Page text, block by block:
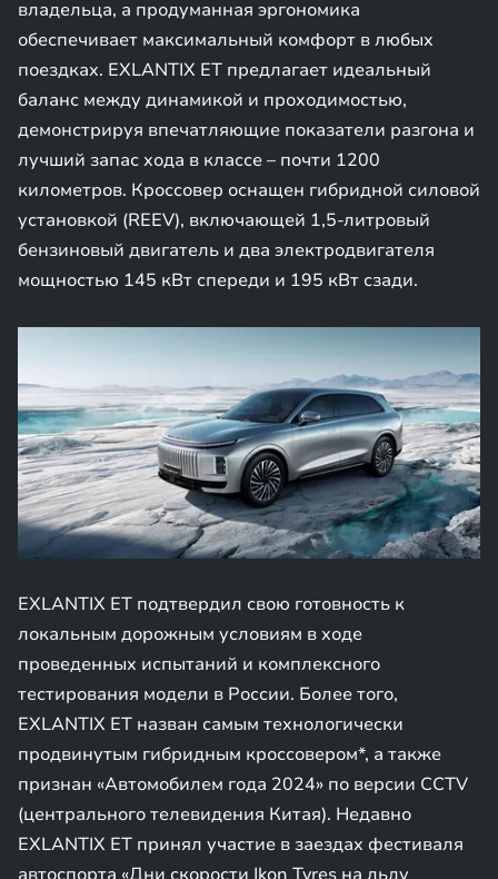
владельца, а продуманная эргономика
обеспечивает максимальный комфорт в любых
поездках. EXLANTIX ET предлагает идеальный
баланс между динамикой и проходимостью,
демонстрируя впечатляющие показатели разгона и
лучший запас хода в классе – почти 1200
километров. Кроссовер оснащен гибридной силовой
установкой (REEV), включающей 1,5-литровый
бензиновый двигатель и два электродвигателя
мощностью 145 кВт спереди и 195 кВт сзади.
EXLANTIX ET подтвердил свою готовность к
локальным дорожным условиям в ходе
проведенных испытаний и комплексного
тестирования модели в России. Более того,
EXLANTIX ET назван самым технологически
продвинутым гибридным кроссовером*, а также
признан «Автомобилем года 2024» по версии CCTV
(центрального телевидения Китая). Недавно
EXLANTIX ET принял участие в заездах фестиваля